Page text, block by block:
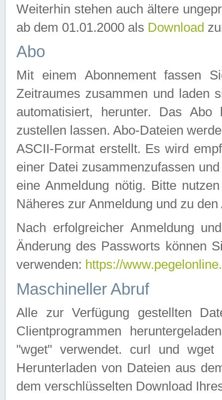
Weiterhin stehen auch ältere
ab dem 01.01.2000 als Download
Abo
Mit einem Abonnement fassen
Zeitraumes zusammen und laden
automatisiert, herunter. Das
zustellen lassen. Abo-Dateien
ASCII-Format erstellt. Es wird
einer Datei zusammenzufassen
eine Anmeldung nötig. Bitte
Näheres zur Anmeldung und zu
Nach erfolgreicher Anmeldung
Änderung des Passworts können
verwenden: https://
Maschineller Abruf
Alle zur Verfügung gestellten
Clientprogrammen
"wget" verwendet. curl und wget
Herunterladen von Dateien aus
dem verschlüsselten Download